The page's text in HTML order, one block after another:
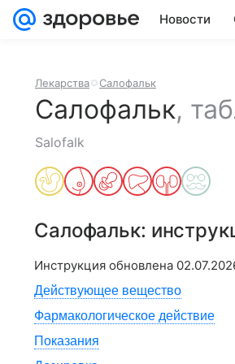
Новости
Лекарства Салофальк
Салофальк,
Salofalk
Салофальк:
Инструкция обновлена
Действующее вещество
Фармакологическое действие
Показания